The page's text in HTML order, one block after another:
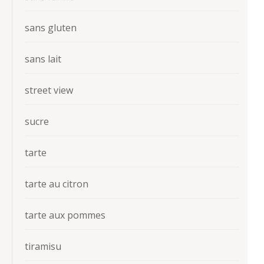
sans gluten
sans lait
street view
sucre
tarte
tarte au citron
tarte aux pommes
tiramisu